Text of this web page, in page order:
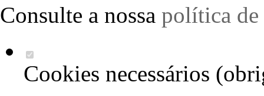
Consulte a nossa política de
Cookies necessários